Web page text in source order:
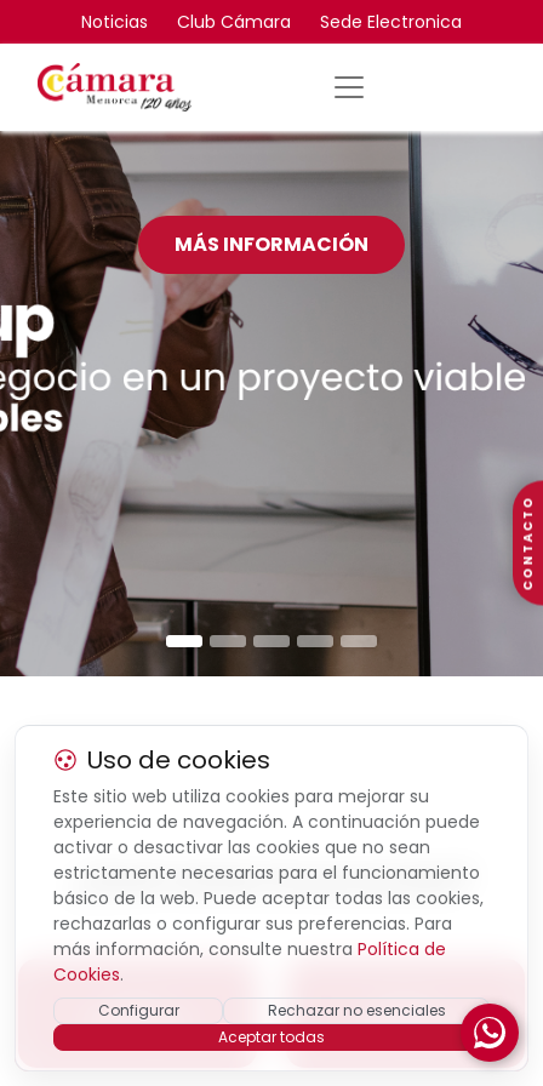
Noticias Club Cámara Sede Electronica
MÁS INFORMACIÓN
¿Qué estas buscando?
QUIERO
EMPRENDER
QUIERO
FORMARME
Uso de cookies
Este sitio web utiliza cookies para mejorar su
experiencia de navegación. A continuación puede
activar o desactivar las cookies que no sean
estrictamente necesarias para el funcionamiento
básico de la web. Puede aceptar todas las cookies,
rechazarlas o configurar sus preferencias. Para
más información, consulte nuestra Política de
Cookies.
Configurar
Rechazar no esenciales
Aceptar todas
CONTACTO